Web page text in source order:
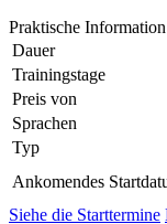
Praktische Information
Dauer
Trainingstage
Preis von
Sprachen
Typ
Ankomendes
Siehe die Starttermine